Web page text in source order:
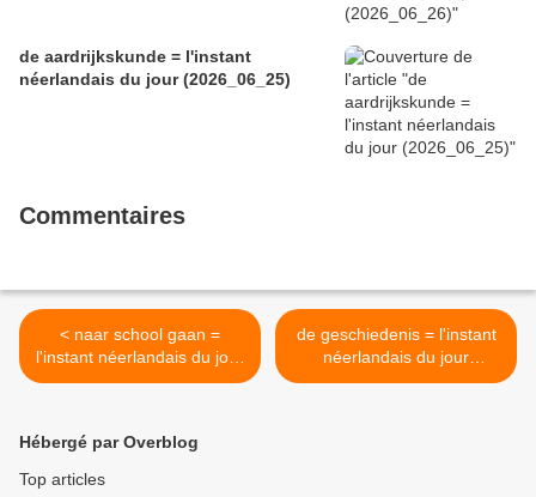
de aardrijkskunde = l'instant
néerlandais du jour (2026_06_25)
Commentaires
< naar school gaan =
l'instant néerlandais du jour
(2026_03_02)
de geschiedenis = l'instant
néerlandais du jour
(2026_03_04) >
Hébergé par Overblog
Top articles